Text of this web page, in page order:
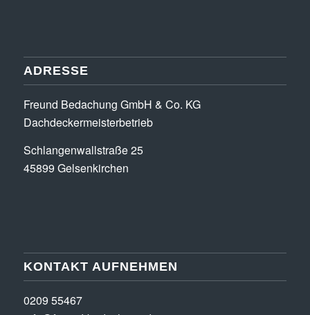
ADRESSE
Freund Bedachung GmbH & Co. KG
Dachdeckermeisterbetrieb
Schlangenwallstraße 25
45899 Gelsenkirchen
KONTAKT AUFNEHMEN
0209 55467